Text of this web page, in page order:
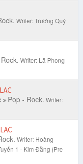
Writer: Trương Quý
Writer: Lã Phong
Pop - Rock. Writer:
Writer: Hoàng
1 - Kim Đằng (Pre